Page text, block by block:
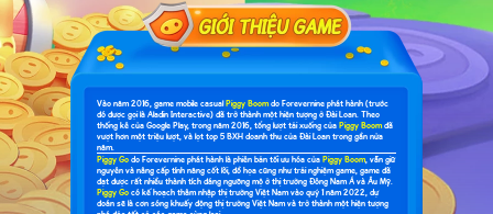
Vào năm 2016, game mobile casualPiggy Boomdo Forevernine phát hành (trước
đó được gọi là Aladin Interactive) đã trở thành một hiện tượng ở Đài Loan. Theo
thống kê của Google Play, trong năm 2016, tổng lượt tải xuống của Piggy Boomđã
vượt hơn một triệu lượt, và lọt top 5 BXH doanh thu của Đài Loan trong gần nửa
năm.
Piggy Go do Forevernine phát hành là phiên bản tối ưu hóa của Piggy Boom, vẫn giữ
nguyên và nâng cấp tính năng cốt lõi, đồ họa cũng như trải nghiệm game, game đã
đạt được rất nhiều thành tích đáng ngưỡng mộ ở thị trường Đông Nam Á và Âu Mỹ.
Piggy Go có kế hoạch thâm nhập thị trường Việt Nam vào quý 1 năm 2022, dự
đoán sẽ là cơn sóng khuấy động thị trường Việt Nam và trở thành một hiện tượng